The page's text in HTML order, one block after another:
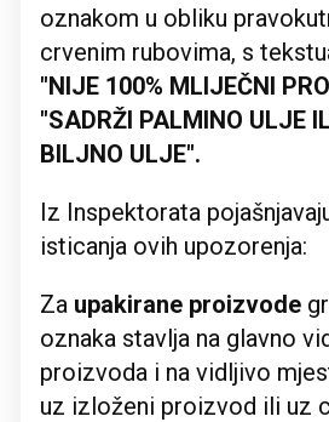
oznakom u obliku
crvenim rubovima, s
"NIJE 100% MLIJEČNI
"SADRŽI PALMINO ULJE
BILJNO ULJE".
Iz Inspektorata
isticanja ovih upozorenja:
Za upakirane proizvode
oznaka stavlja na glavno
proizvoda i na vidljivo
uz izloženi proizvod ili uz